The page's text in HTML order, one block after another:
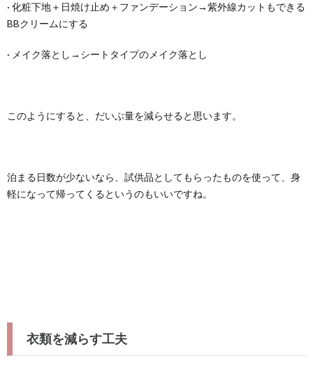
· 化粧下地＋日焼け止め＋ファンデーション→紫外線カットもできる
BBクリームにする
· メイク落とし→シートタイプのメイク落とし
このようにすると、だいぶ量を減らせると思います。
泊まる日数が少ないなら、試供品としてもらったものを使って、身
軽になって帰ってくるというのもいいですね。
衣類を減らす工夫